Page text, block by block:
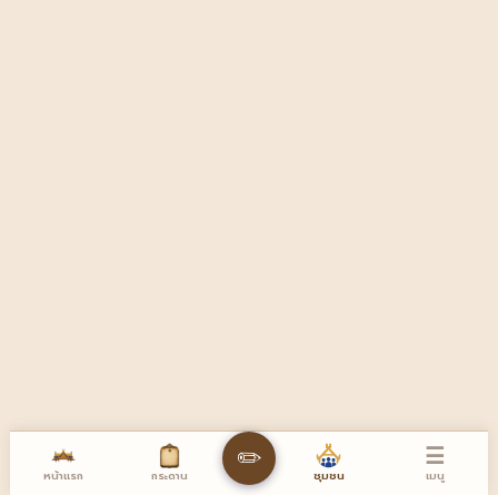
หน้าแรก กระดาน ✏️ ชุมชน
☰
เมนู